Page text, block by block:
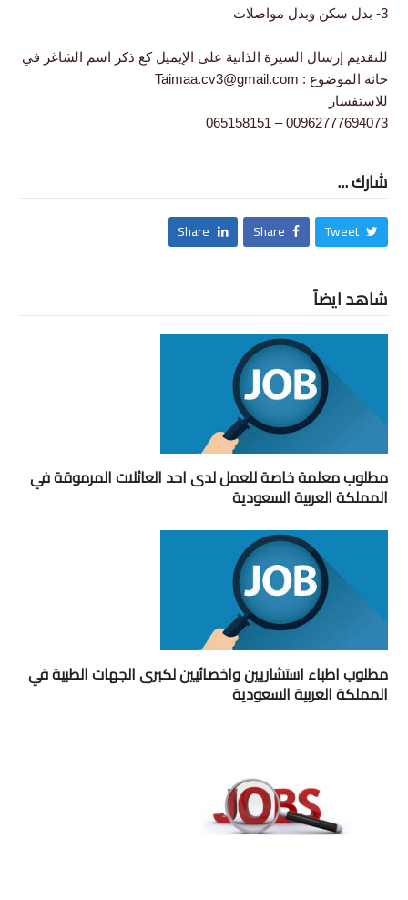
3- بدل سكن وبدل مواصلات
للتقديم إرسال السيرة الذاتية على الإيميل كع ذكر اسم الشاغر في
خانة الموضوع : Taimaa.cv3@gmail.com
للاستفسار
00962777694073 – 065158151
شارك ...
Tweet
Share
Share
شاهد ايضاً
مطلوب معلمة خاصة للعمل لدى احد العائلات المرموقة في
المملكة العربية السعودية
مطلوب اطباء استشاريين واخصائيين لكبرى الجهات الطبية في
المملكة العربية السعودية